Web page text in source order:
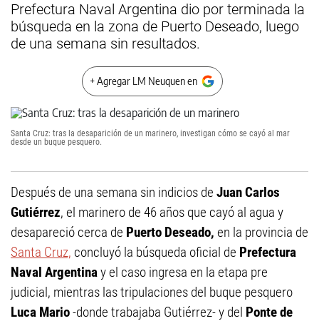
Prefectura Naval Argentina dio por terminada la
búsqueda en la zona de Puerto Deseado, luego
de una semana sin resultados.
+ Agregar LM Neuquen en
Santa Cruz: tras la desaparición de un marinero, investigan cómo se cayó al mar
desde un buque pesquero.
Después de una semana sin indicios de Juan Carlos
Gutiérrez, el marinero de 46 años que cayó al agua y
desapareció cerca de Puerto Deseado, en la provincia de
Santa Cruz, concluyó la búsqueda oficial de Prefectura
Naval Argentinay el caso ingresa en la etapa pre
judicial, mientras las tripulaciones del buque pesquero
Luca Mario-donde trabajaba Gutiérrez- y del Ponte de